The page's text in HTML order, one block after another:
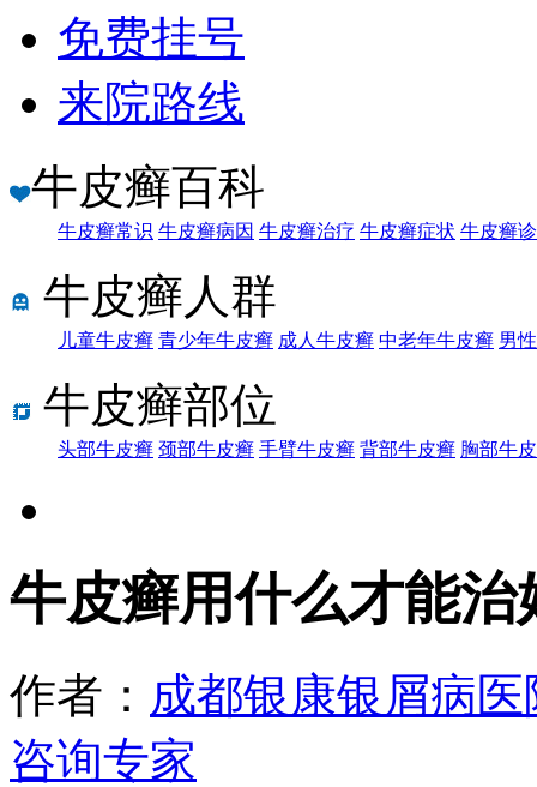
免费挂号
来院路线
牛皮癣百科
牛皮癣常识 牛皮癣病因 牛皮癣治疗 牛皮癣症状 牛皮癣
牛皮癣人群
儿童牛皮癣 青少年牛皮癣 成人牛皮癣 中老年牛皮癣 男
牛皮癣部位
头部牛皮癣 颈部牛皮癣 手臂牛皮癣 背部牛皮癣 胸部牛
牛皮癣用什么才能治
作者： 成都银康银屑病医
咨询专家